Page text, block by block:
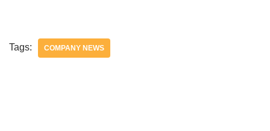
Tags: COMPANY NEWS